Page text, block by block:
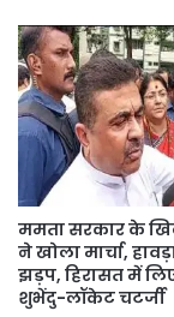
ममता सरकार के
ने खोला मार्चा,
झड़प, हिरासत में
शुभेंदु-लॉकेट चटर्जी